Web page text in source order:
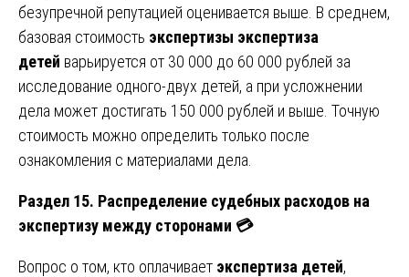
безупречной репутацией оценивается выше. В среднем,
базовая стоимость экспертизы экспертиза
детей варьируется от 30 000 до 60 000 рублей за
исследование одного-двух детей, а при усложнении
дела может достигать 150 000 рублей и выше. Точную
стоимость можно определить только после
ознакомления с материалами дела.
Раздел 15. Распределение судебных расходов на
экспертизу между сторонами 💳
Вопрос о том, кто оплачивает экспертиза детей,